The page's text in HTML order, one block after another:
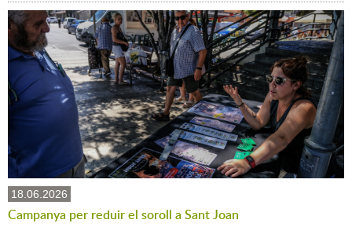
18.06.2026
Campanya per reduir el soroll a Sant Joan